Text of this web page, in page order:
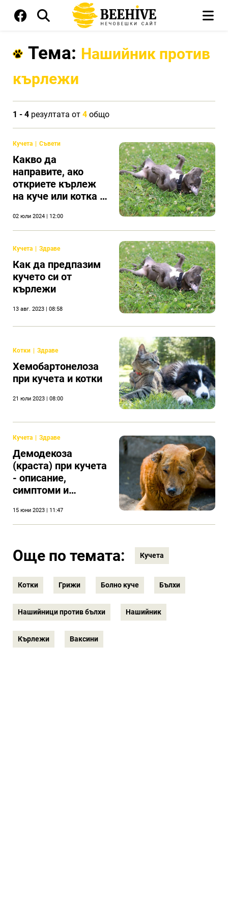
Тема: Нашийник против
кърлежи
1 - 4 резултата от 4 общо
Кучета Съвети
Какво да
направите, ако
откриете кърлеж
на куче или котка и
домашния си
любимец
02 юли 2024 | 12:00
Кучета Здраве
Как да предпазим
кучето си от
кърлежи
13 авг. 2023 | 08:58
Котки Здраве
Хемобартонелоза
при кучета и котки
21 юли 2023 | 08:00
Кучета Здраве
Демодекоза
(краста) при кучета
- описание,
симптоми и
15 юни 2023 | 11:47
Още по темата: Кучета
Котки Грижи Болно куче Бълхи
Нашийници против бълхи Нашийник
Кърлежи Ваксини